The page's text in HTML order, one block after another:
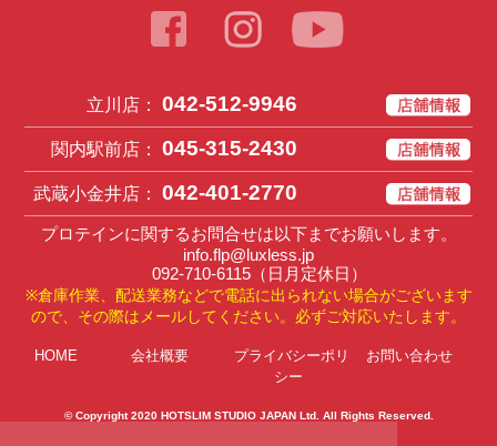
立川店： 042-512-9946
関内駅前店： 045-315-2430
武蔵小金井店： 042-401-2770
プロテインに関するお問合せは以下までお願いします。
info.flp@luxless.jp
092-710-6115（日月定休日）
※倉庫作業、配送業務などで電話に出られない場合がございます
ので、その際はメールしてください。必ずご対応いたします。
HOME 会社概要
プライバシーポリ
シー
お問い合わせ
© Copyright 2020 HOTSLIM STUDIO JAPAN Ltd. All Rights Reserved.